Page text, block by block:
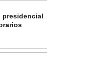
presidencial